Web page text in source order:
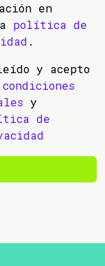
en
política de
.
y acepto
condiciones
y
de